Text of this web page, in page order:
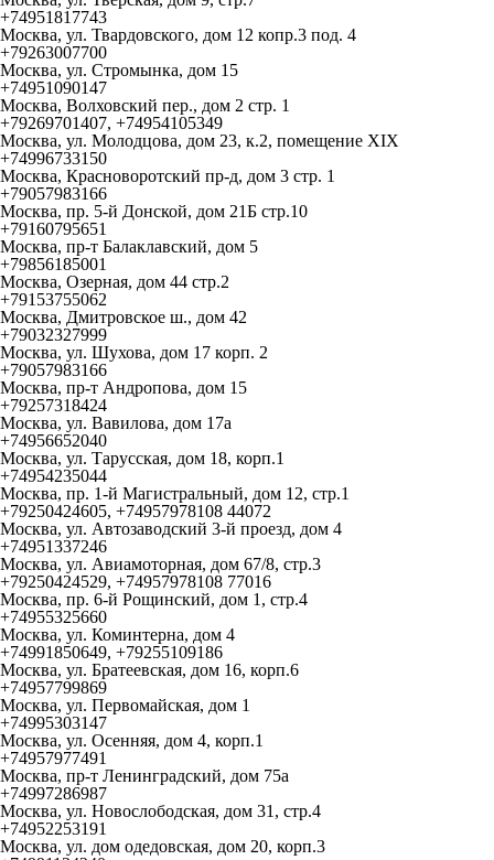
+74951817743
Москва, ул. Твардовского, дом 12 копр.3 под. 4
+79263007700
Москва, ул. Стромынка, дом 15
+74951090147
Москва, Волховский пер., дом 2 стр. 1
+79269701407, +74954105349
Москва, ул. Молодцова, дом 23, к.2, помещение XIX
+74996733150
Москва, Красноворотский пр-д, дом 3 стр. 1
+79057983166
Москва, пр. 5-й Донской, дом 21Б стр.10
+79160795651
Москва, пр-т Балаклавский, дом 5
+79856185001
Москва, Озерная, дом 44 стр.2
+79153755062
Москва, Дмитровское ш., дом 42
+79032327999
Москва, ул. Шухова, дом 17 корп. 2
+79057983166
Москва, пр-т Андропова, дом 15
+79257318424
Москва, ул. Вавилова, дом 17а
+74956652040
Москва, ул. Тарусская, дом 18, корп.1
+74954235044
Москва, пр. 1-й Магистральный, дом 12, стр.1
+79250424605, +74957978108 44072
Москва, ул. Автозаводский 3-й проезд, дом 4
+74951337246
Москва, ул. Авиамоторная, дом 67/8, стр.3
+79250424529, +74957978108 77016
Москва, пр. 6-й Рощинский, дом 1, стр.4
+74955325660
Москва, ул. Коминтерна, дом 4
+74991850649, +79255109186
Москва, ул. Братеевская, дом 16, корп.6
+74957799869
Москва, ул. Первомайская, дом 1
+74995303147
Москва, ул. Осенняя, дом 4, корп.1
+74957977491
Москва, пр-т Ленинградский, дом 75а
+74997286987
Москва, ул. Новослободская, дом 31, стр.4
+74952253191
Москва, ул. дом одедовская, дом 20, корп.3